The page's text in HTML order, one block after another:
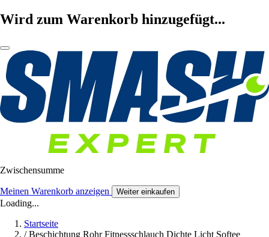
Wird zum Warenkorb hinzugefügt...
Zwischensumme
Meinen Warenkorb anzeigen Weiter einkaufen
Loading...
Startseite
/ Beschichtung Rohr Fitnessschlauch Dichte Licht Softee